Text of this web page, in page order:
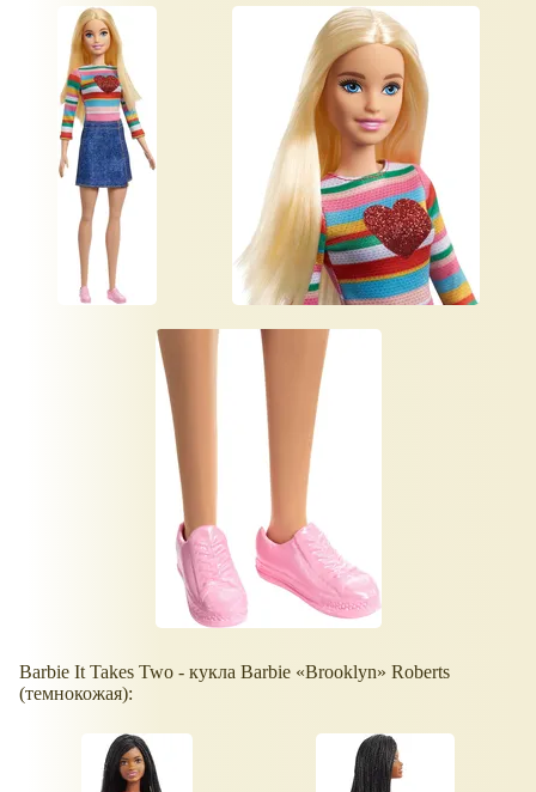
Barbie It Takes Two - кукла Barbie Brooklyn
Roberts
(темнокожая):